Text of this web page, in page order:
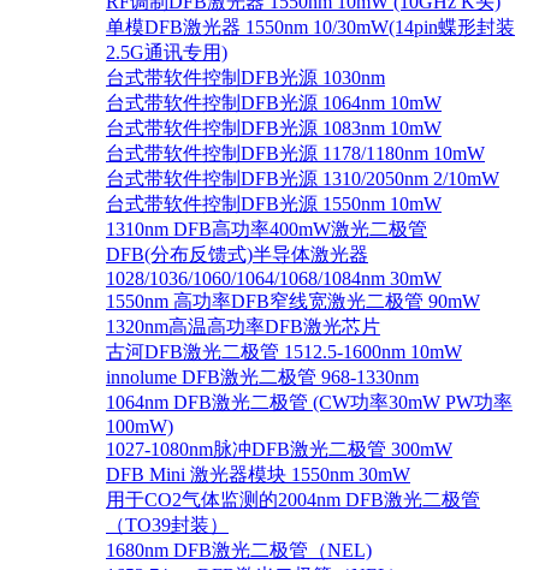
单模DFB激光器 1550nm 10/30mW(14pin蝶形封装
2.5G通讯专用)
台式带软件控制DFB光源 1030nm
台式带软件控制DFB光源 1064nm 10mW
台式带软件控制DFB光源 1083nm 10mW
台式带软件控制DFB光源 1178/1180nm 10mW
台式带软件控制DFB光源 1310/2050nm 2/10mW
台式带软件控制DFB光源 1550nm 10mW
1310nm DFB高功率400mW激光二极管
DFB(分布反馈式)半导体激光器
1028/1036/1060/1064/1068/1084nm 30mW
1550nm 高功率DFB窄线宽激光二极管 90mW
1320nm高温高功率DFB激光芯片
古河DFB激光二极管 1512.5-1600nm 10mW
innolume DFB激光二极管 968-1330nm
1064nm DFB激光二极管 (CW功率30mW PW功率
100mW)
1027-1080nm脉冲DFB激光二极管 300mW
DFB Mini 激光器模块 1550nm 30mW
用于CO2气体监测的2004nm DFB激光二极管
（TO39封装）
1680nm DFB激光二极管（NEL)